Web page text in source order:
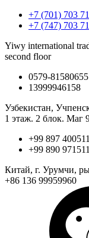
+7 (701) 703
+7 (747) 703
Yiwy international
second floor
0579-81580655
13999946158
Узбекистан,
1 этаж. 2 блок. Маг
+99 897
+99 890
Китай, г. Урумчи,
+86 136 99959960